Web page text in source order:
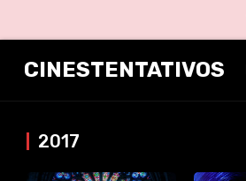
CINESTENTATIVOS
2017